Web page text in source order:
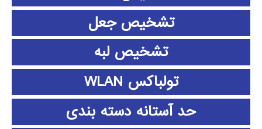
تشخیص جعل
تشخیص لبه
تولباکس WLAN
حد آستانه دسته بندی